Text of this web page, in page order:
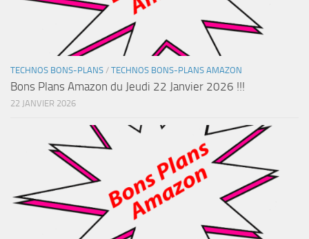
TECHNOS BONS-PLANS / TECHNOS BONS-PLANS AMAZON
Bons Plans Amazon du Jeudi 22 Janvier 2026 !!!
22 JANVIER 2026